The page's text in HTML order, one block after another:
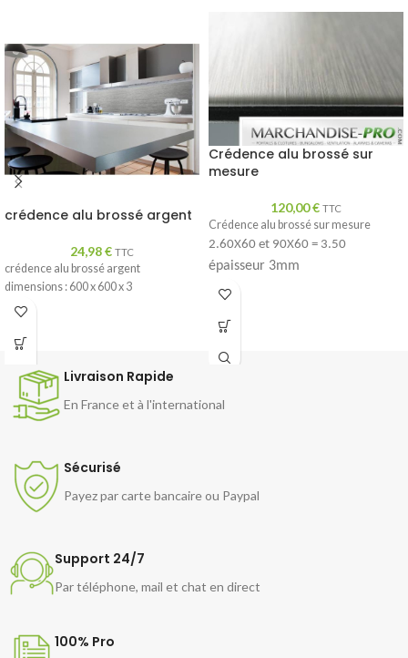
crédence alu brossé argent
24,98€ TTC
crédence alu brossé argent
dimensions : 600 x 600 x 3
Crédence alu brossé sur
mesure
120,00€ TTC
Crédence alu brossé sur mesure
2.60X60 et 90X60 = 3.50
épaisseur 3mm
Livraison Rapide
En France et à l'international
Sécurisé
Payez par carte bancaire ou Paypal
Support 24/7
Par téléphone, mail et chat en direct
100% Pro